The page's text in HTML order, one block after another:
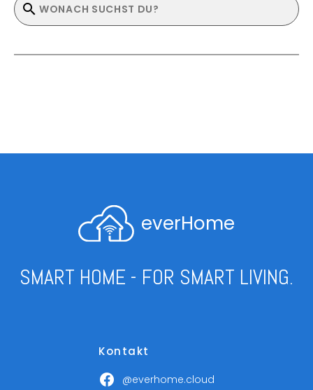
everHome
SMART HOME - FOR SMART LIVING.
Kontakt
@everhome.cloud